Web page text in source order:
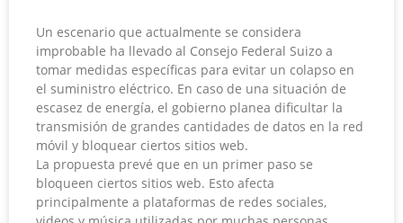
Un escenario que actualmente se considera
improbable ha llevado al Consejo Federal Suizo a
tomar medidas específicas para evitar un colapso en
el suministro eléctrico. En caso de una situación de
escasez de energía, el gobierno planea dificultar la
transmisión de grandes cantidades de datos en la red
móvil y bloquear ciertos sitios web.
La propuesta prevé que en un primer paso se
bloqueen ciertos sitios web. Esto afecta
principalmente a plataformas de redes sociales,